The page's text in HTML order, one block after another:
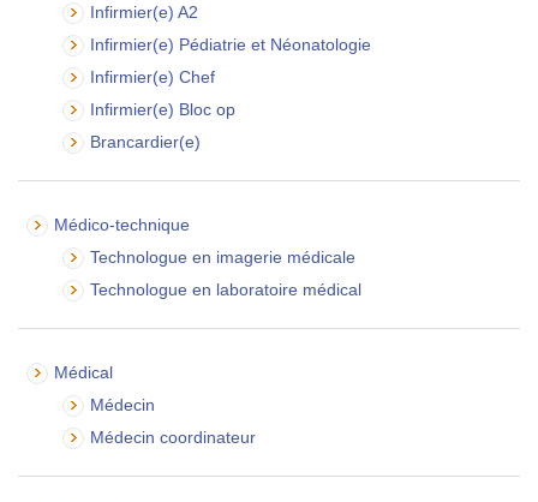
Infirmier(e) A2
Infirmier(e) Pédiatrie et Néonatologie
Infirmier(e) Chef
Infirmier(e) Bloc op
Brancardier(e)
Médico-technique
Technologue en imagerie médicale
Technologue en laboratoire médical
Médical
Médecin
Médecin coordinateur